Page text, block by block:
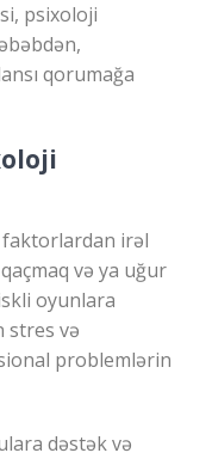
psixoloji
qorumağa
faktorlardan irəl
və ya uğur
oyunlara
stres və
problemlərin
dəstək və